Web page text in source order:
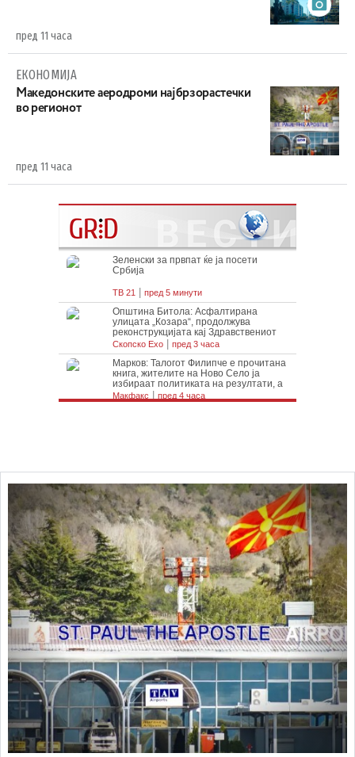
пред 11 часа
ЕКОНОМИЈА
Maкедонските аеродроми најбрзорастечки
во регионот
пред 11 часа